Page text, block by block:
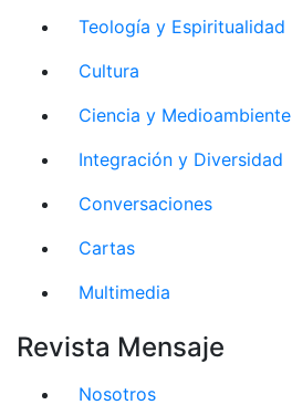
Teología y Espiritualidad
Cultura
Ciencia y Medioambiente
Integración y Diversidad
Conversaciones
Cartas
Multimedia
Revista Mensaje
Nosotros